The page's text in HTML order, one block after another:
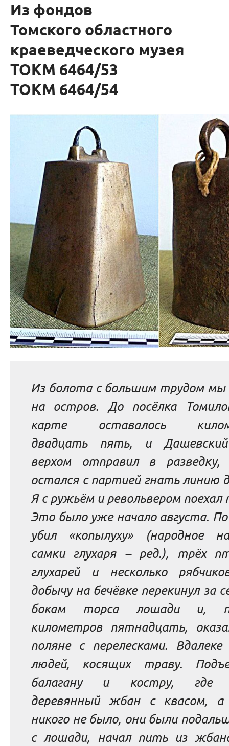
Из фондов
Томского областного
краеведческого музея
ТОКМ 6464/53
ТОКМ 6464/54
Из болота с большим трудом
на остров. До посёлка
карте оставалось
двадцать пять, и
верхом отправил в
остался с партией гнать линию
Я с ружьём и револьвером поехал
Это было уже начало августа. По
убил «копылуху»(народное
самки глухаря – ред.),
трёх
глухарей и несколько
добычу на бечёвке перекинул за
бокам торса лошади и,
километров пятнадцать,
поляне с перелесками. Вдалеке
людей, косящих траву.
балагану и костру, где
деревянный жбан с квасом, а
никого не было, они были
с лошади, начал пить из